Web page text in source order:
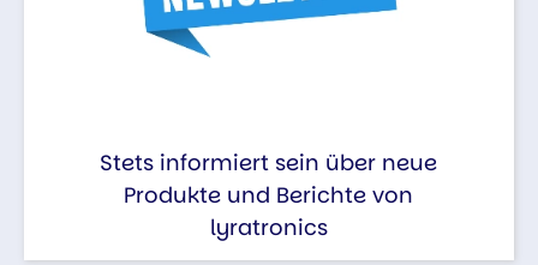
Stets informiert sein über neue
Produkte und Berichte von
lyratronics